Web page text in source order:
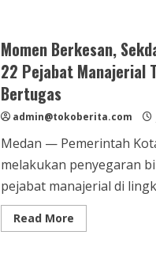
Curhat
Lampu
Jalan
ke
Lurah
Paya
Pasir
Medan
Inspektorat,
Terancam
Sanksi
Disiplin
Momen Berkesan,
22 Pejabat Manajerial
Bertugas
admin@tokoberita.com
Medan — Pemerintah
melakukan penyegaran
pejabat manajerial di
Read MoreRead
more